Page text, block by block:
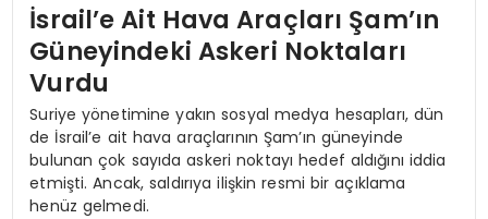
İsrail’e Ait Hava Araçları Şam’ın
Güneyindeki Askeri Noktaları
Vurdu
Suriye yönetimine yakın sosyal medya hesapları, dün
de İsrail’e ait hava araçlarının Şam’ın güneyinde
bulunan çok sayıda askeri noktayı hedef aldığını iddia
etmişti. Ancak, saldırıya ilişkin resmi bir açıklama
henüz gelmedi.